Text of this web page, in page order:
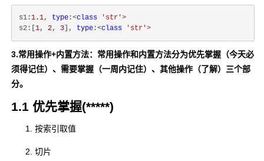
s1:1.1, type :<class ' str '>
s2:[ 1, 2, 3 ], type :<class ' str '>
3.常用操作+内置方法：常用操作和内置方法分为优先掌握（今天必
须得记住）、需要掌握（一周内记住）、其他操作（了解）三个部
分。
1.1 优先掌握(*****)
按索引取值
切片